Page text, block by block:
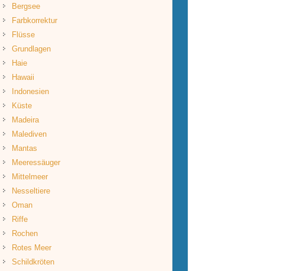
Bergsee
Farbkorrektur
Flüsse
Grundlagen
Haie
Hawaii
Indonesien
Küste
Madeira
Malediven
Mantas
Meeressäuger
Mittelmeer
Nesseltiere
Oman
Riffe
Rochen
Rotes Meer
Schildkröten